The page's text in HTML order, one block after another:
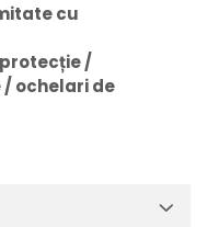
cu
protecție /
ochelari de